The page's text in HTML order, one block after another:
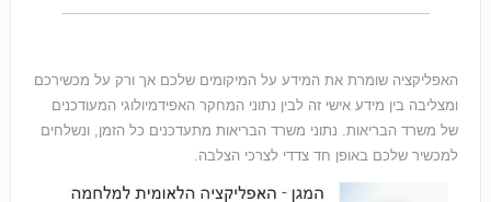
האפליקציה שומרת את המידע על המיקומים שלכם אך ורק על מכשירכם
ומצליבה בין מידע אישי זה לבין נתוני המחקר האפידמיולוגי המעודכנים
של משרד הבריאות. נתוני משרד הבריאות מתעדכנים כל הזמן, ונשלחים
למכשיר שלכם באופן חד צדדי לצרכי הצלבה.